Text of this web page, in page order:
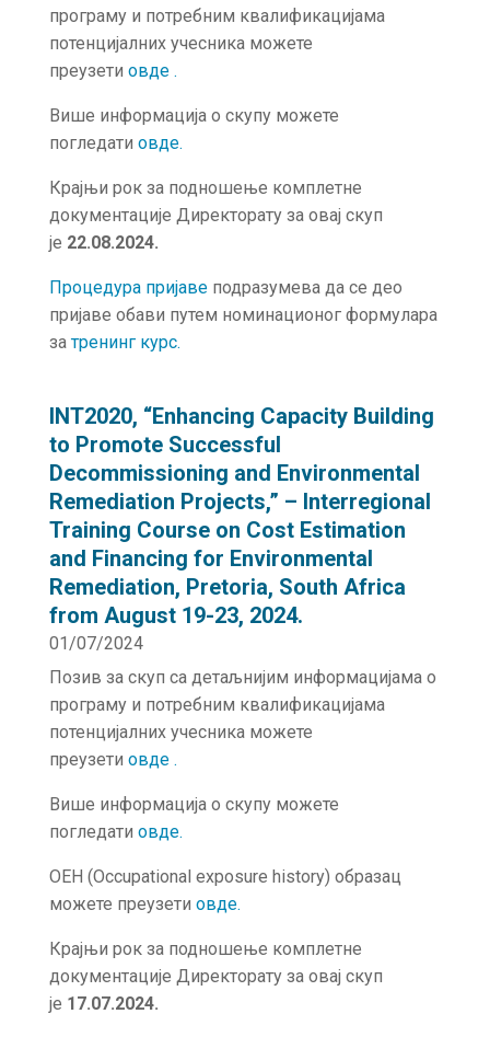
програму и потребним квалификацијама
потенцијалних учесника можете
преузети овде .
Више информација о скупу можете
погледати овде.
Крајњи рок за подношење комплетне
документације Директорату за овај скуп
је 22.08.2024.
Процедура пријавеподразумева да се део
пријаве обави путем номинационог формулара
затренинг курс.
INT2020, “Enhancing Capacity Building
to Promote Successful
Decommissioning and Environmental
Remediation Projects,” – Interregional
Training Course on Cost Estimation
and Financing for Environmental
Remediation, Pretoria, South Africa
from August 19-23, 2024.
01/07/2024
Позив за скуп са детаљнијим информацијама о
програму и потребним квалификацијама
потенцијалних учесника можете
преузети овде .
Више информација о скупу можете
погледати овде.
OEH (Occupational exposure history) образац
можете преузети овде.
Крајњи рок за подношење комплетне
документације Директорату за овај скуп
је 17.07.2024.